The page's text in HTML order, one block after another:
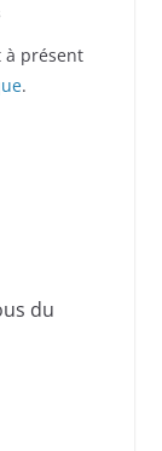
à présent
.
du